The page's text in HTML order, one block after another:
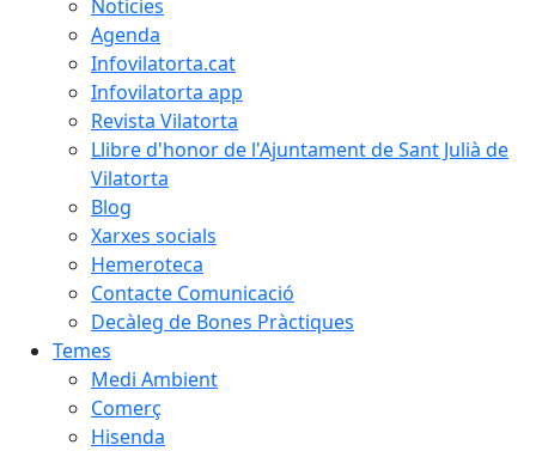
Notícies
Agenda
Infovilatorta.cat
Infovilatorta app
Revista Vilatorta
Llibre d'honor de l'Ajuntament de Sant Julià de
Vilatorta
Blog
Xarxes socials
Hemeroteca
Contacte Comunicació
Decàleg de Bones Pràctiques
Temes
Medi Ambient
Comerç
Hisenda